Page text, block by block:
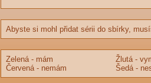
Abyste si mohl přidat sérii do sbírky,
Zelená - mám
Červená - nemám
Žlutá -
Šedá -